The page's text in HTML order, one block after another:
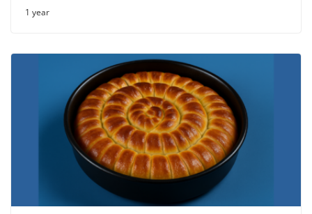
1 year